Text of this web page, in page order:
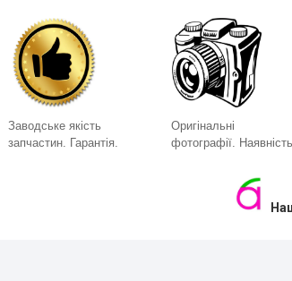
Заводське якість
запчастин. Гарантія.
Оригінальні
фотографії. Наявність.